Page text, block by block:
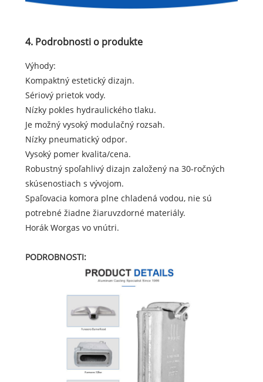
4. Podrobnosti o produkte
Výhody:
Kompaktný estetický dizajn.
Sériový prietok vody.
Nízky pokles hydraulického tlaku.
Je možný vysoký modulačný rozsah.
Nízky pneumatický odpor.
Vysoký pomer kvalita/cena.
Robustný spoľahlivý dizajn založený na 30-ročných
skúsenostiach s vývojom.
Spaľovacia komora plne chladená vodou, nie sú
potrebné žiadne žiaruvzdorné materiály.
Horák Worgas vo vnútri.
PODROBNOSTI: